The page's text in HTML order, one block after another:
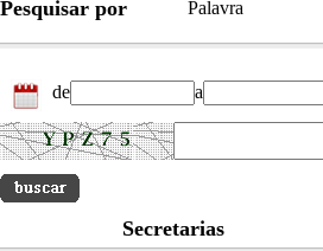
Pesquisar por Palavra
de a
Secretarias